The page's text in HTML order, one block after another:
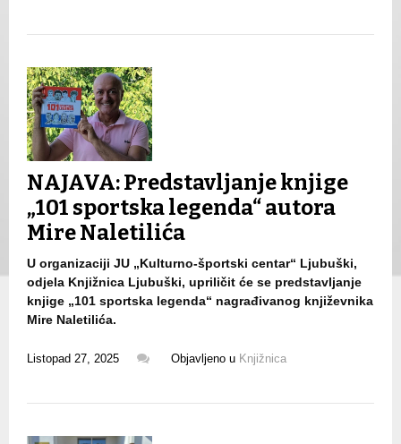
NAJAVA: Predstavljanje knjige
„101 sportska legenda“ autora
Mire Naletilića
U organizaciji JU „Kulturno-športski centar“ Ljubuški,
odjela Knjižnica Ljubuški, upriličit će se predstavljanje
knjige „101 sportska legenda“ nagrađivanog književnika
Mire Naletilića.
Listopad 27, 2025 Objavljeno u Knjižnica